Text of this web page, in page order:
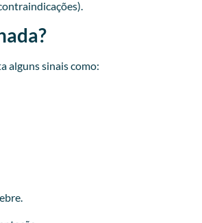
alguns sinais como: